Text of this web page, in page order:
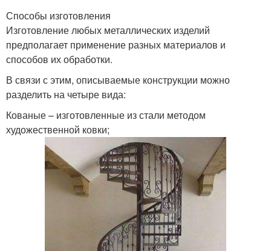
Способы изготовления
Изготовление любых металлических изделий
предполагает применение разных материалов и
способов их обработки.
В связи с этим, описываемые конструкции можно
разделить на четыре вида:
Кованые – изготовленные из стали методом
художественной ковки;